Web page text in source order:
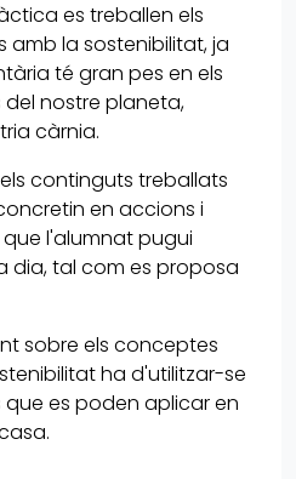
es treballen els
la sostenibilitat, ja
té gran pes en els
nostre planeta,
càrnia.
continguts treballats
en accions i
l'alumnat pugui
dia, tal com es proposa
sobre els conceptes
ha d'utilitzar-se
que es poden aplicar en